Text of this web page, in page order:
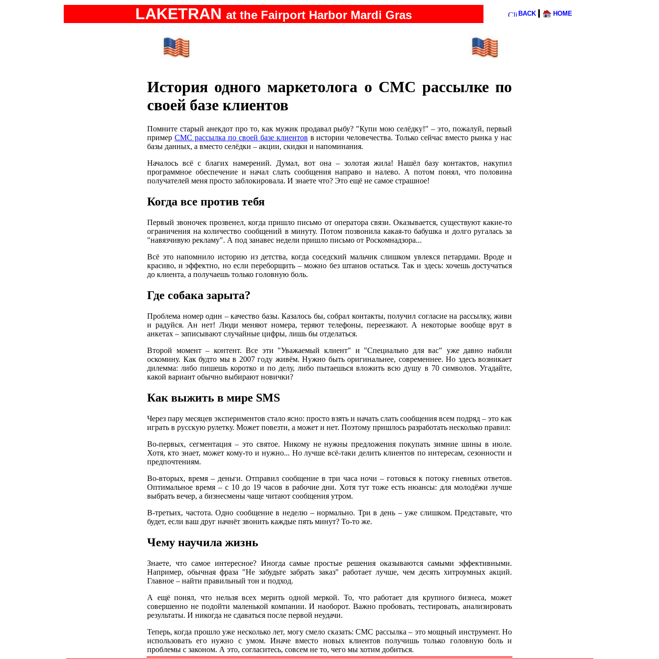
LAKETRAN at the Fairport Harbor Mardi Gras BACK l HOME
История одного маркетолога о СМС рассылке по
своей базе клиентов
Помните старый анекдот про то, как мужик продавал рыбу? "Купи мою селёдку!" – это, пожалуй, первый
пример СМС рассылка по своей базе клиентов в истории человечества. Только сейчас вместо рынка у нас
базы данных, а вместо селёдки – акции, скидки и напоминания.
Началось всё с благих намерений. Думал, вот она – золотая жила! Нашёл базу контактов, накупил
программное обеспечение и начал слать сообщения направо и налево. А потом понял, что половина
получателей меня просто заблокировала. И знаете что? Это ещё не самое страшное!
Когда все против тебя
Первый звоночек прозвенел, когда пришло письмо от оператора связи. Оказывается, существуют какие-то
ограничения на количество сообщений в минуту. Потом позвонила какая-то бабушка и долго ругалась за
"навязчивую рекламу". А под занавес недели пришло письмо от Роскомнадзора...
Всё это напомнило историю из детства, когда соседский мальчик слишком увлекся петардами. Вроде и
красиво, и эффектно, но если переборщить – можно без штанов остаться. Так и здесь: хочешь достучаться
до клиента, а получаешь только головную боль.
Где собака зарыта?
Проблема номер один – качество базы. Казалось бы, собрал контакты, получил согласие на рассылку, живи
и радуйся. Ан нет! Люди меняют номера, теряют телефоны, переезжают. А некоторые вообще врут в
анкетах – записывают случайные цифры, лишь бы отделаться.
Второй момент – контент. Все эти "Уважаемый клиент" и "Специально для вас" уже давно набили
оскомину. Как будто мы в 2007 году живём. Нужно быть оригинальнее, современнее. Но здесь возникает
дилемма: либо пишешь коротко и по делу, либо пытаешься вложить всю душу в 70 символов. Угадайте,
какой вариант обычно выбирают новички?
Как выжить в мире SMS
Через пару месяцев экспериментов стало ясно: просто взять и начать слать сообщения всем подряд – это как
играть в русскую рулетку. Может повезти, а может и нет. Поэтому пришлось разработать несколько правил:
Во-первых, сегментация – это святое. Никому не нужны предложения покупать зимние шины в июле.
Хотя, кто знает, может кому-то и нужно... Но лучше всё-таки делить клиентов по интересам, сезонности и
предпочтениям.
Во-вторых, время – деньги. Отправил сообщение в три часа ночи – готовься к потоку гневных ответов.
Оптимальное время – с 10 до 19 часов в рабочие дни. Хотя тут тоже есть нюансы: для молодёжи лучше
выбрать вечер, а бизнесмены чаще читают сообщения утром.
В-третьих, частота. Одно сообщение в неделю – нормально. Три в день – уже слишком. Представьте, что
будет, если ваш друг начнёт звонить каждые пять минут? То-то же.
Чему научила жизнь
Знаете, что самое интересное? Иногда самые простые решения оказываются самыми эффективными.
Например, обычная фраза "Не забудьте забрать заказ" работает лучше, чем десять хитроумных акций.
Главное – найти правильный тон и подход.
А ещё понял, что нельзя всех мерить одной меркой. То, что работает для крупного бизнеса, может
совершенно не подойти маленькой компании. И наоборот. Важно пробовать, тестировать, анализировать
результаты. И никогда не сдаваться после первой неудачи.
Теперь, когда прошло уже несколько лет, могу смело сказать: СМС рассылка – это мощный инструмент. Но
использовать его нужно с умом. Иначе вместо новых клиентов получишь только головную боль и
проблемы с законом. А это, согласитесь, совсем не то, чего мы хотим добиться.